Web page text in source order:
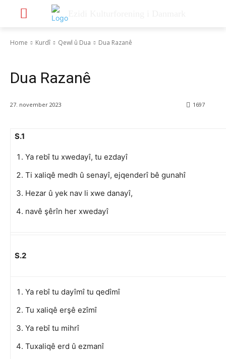
Home Kurdî Qewl û Dua Dua Razanê
Dua Razanê
27. november 2023 1697
S.1
Ya rebî tu xwedayî, tu ezdayî
Ti xaliqê medh û senayî, ejqenderî bê gunahî
Hezar û yek nav li xwe danayî,
navê şêrîn her xwedayî
S.2
Ya rebî tu dayîmî tu qedîmî
Tu xaliqê erşê ezîmî
Ya rebî tu mihrî
Tuxaliqê erd û ezmanî